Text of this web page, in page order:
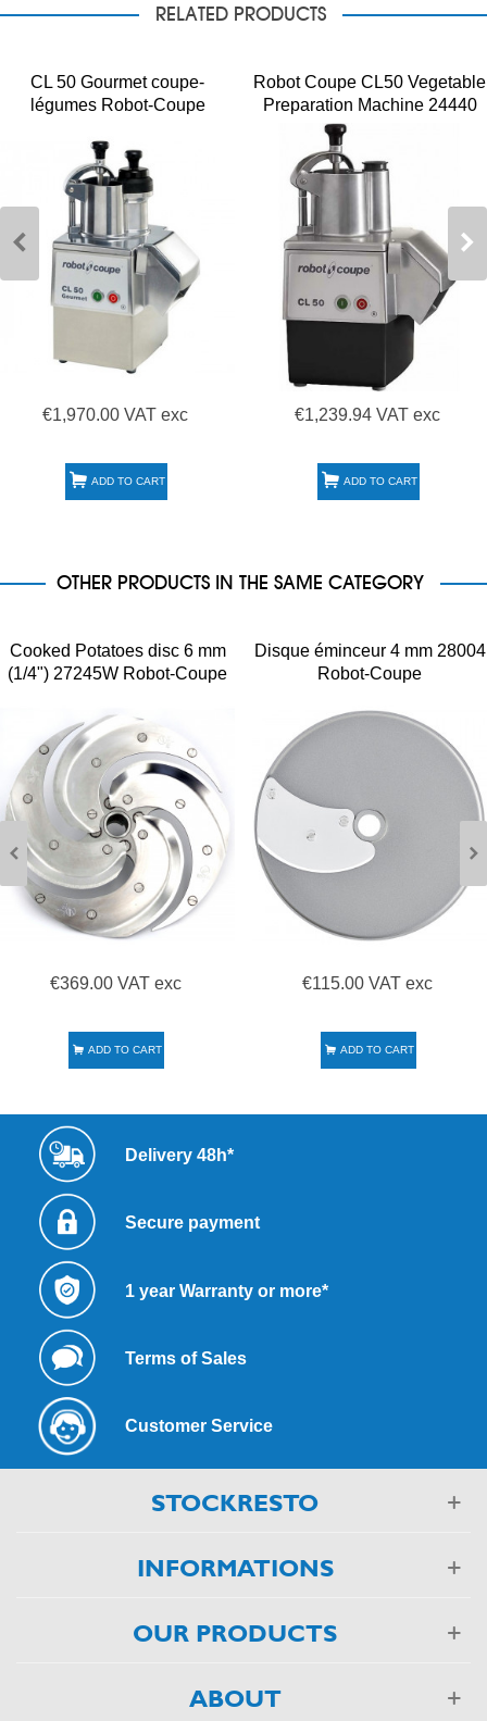
RELATED PRODUCTS
CL 50 Gourmet coupe-
légumes Robot-Coupe
€1,970.00 VAT exc
ADD TO CART
Robot Coupe CL50 Vegetable
Preparation Machine 24440
single phase 230V
€1,239.94 VAT exc
ADD TO CART
OTHER PRODUCTS IN THE SAME CATEGORY
Cooked Potatoes disc 6 mm
(1/4") 27245W Robot-Coupe
€369.00 VAT exc
ADD TO CART
Disque éminceur 4 mm 28004
Robot-Coupe
€115.00 VAT exc
ADD TO CART
Delivery 48h*
Secure payment
1 year Warranty or more*
Terms of Sales
Customer Service
STOCKRESTO
INFORMATIONS
OUR PRODUCTS
ABOUT